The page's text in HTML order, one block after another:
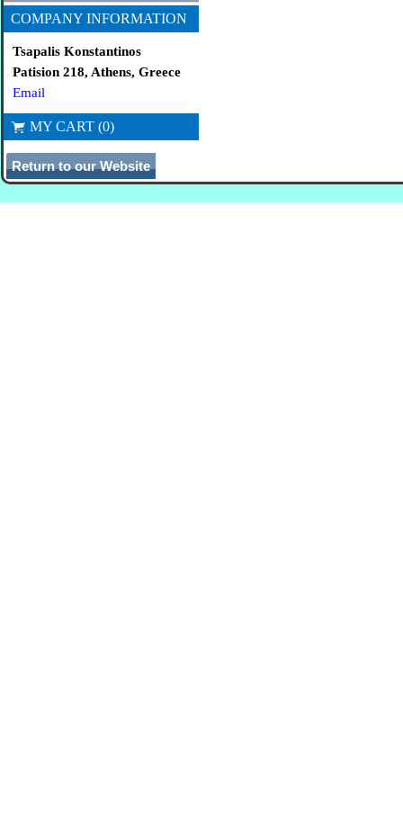
COMPANY INFORMATION
Tsapalis Konstantinos
Patision 218, Athens, Greece
Email
MY CART (0)